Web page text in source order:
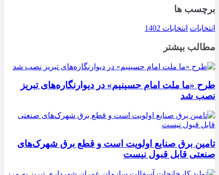
برچسب ها
انتخابات انتخابات 1402
مطالب بیشتر
طرح «ما ملت امام حسینیم» در دیوارنگاره‌های تبریز
نصب شد
تامین برق صنایع اولویت است و قطع برق شهرک‌های
صنعتی قابل قبول نیست